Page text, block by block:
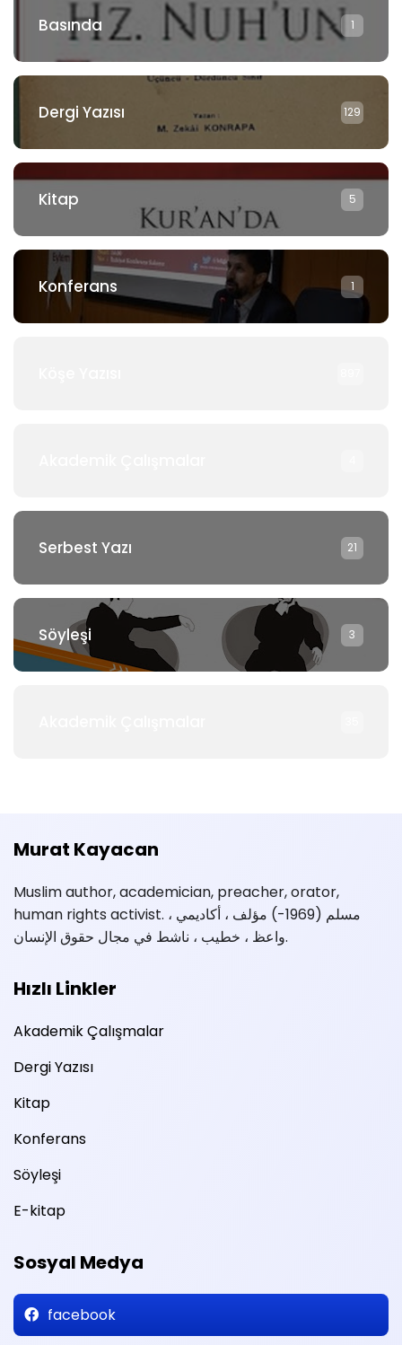
Basında 1
Dergi Yazısı 129
Kitap 5
Konferans 1
Serbest Yazı 21
Söyleşi 3
Murat Kayacan
Muslim author, academician, preacher, orator,
human rights activist. مسلم (1969-) مؤلف ، أكاديمي ،
واعظ ، خطيب ، ناشط في مجال حقوق الإنسان.
Hızlı Linkler
Akademik Çalışmalar
Dergi Yazısı
Kitap
Konferans
Söyleşi
E-kitap
Sosyal Medya
facebook